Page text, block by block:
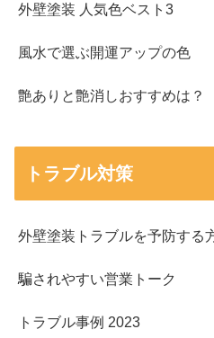
外壁塗装 人気色ベスト3
風水で選ぶ開運アップの色
艶ありと艶消しおすすめは？
トラブル対策
外壁塗装トラブルを予防する
騙されやすい営業トーク
トラブル事例 2023